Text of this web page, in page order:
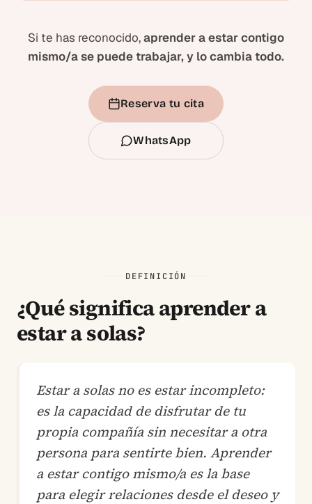
Si te has reconocido,aprender a estar contigo
mismo/a se puede trabajar, y lo cambia todo.
Reserva tu cita
WhatsApp
DEFINICIÓN
¿Qué significa aprender a
estar a solas?
Estar a solas no es estar incompleto:
es la capacidad de disfrutar de tu
propia compañía sin necesitar a otra
persona para sentirte bien. Aprender
a estar contigo mismo/a es la base
para elegir relaciones desde el deseo y